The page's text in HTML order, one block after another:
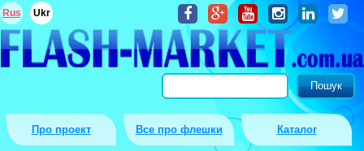
Про проект Все про флешки Каталог
Rus Ukr